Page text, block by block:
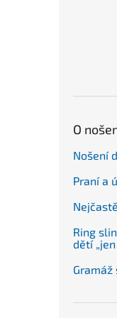
O
Nošení
Praní a
Ring
dětí
Gramáž